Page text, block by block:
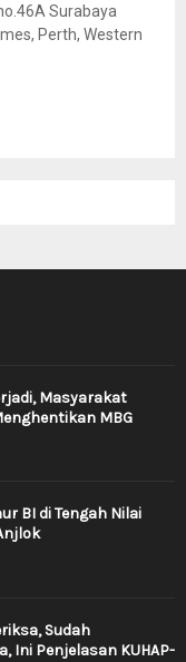
Surabaya
Perth, Western
Masyarakat
MBG
BI di Tengah Nilai
Sudah
Ini Penjelasan KUHAP-